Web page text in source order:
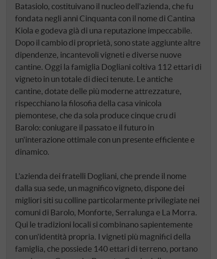
Batasiolo, costituivano il nucleo dell'azienda, che fu
fondata negli anni Cinquanta con il nome di Cantina
Kiola e godeva già di una reputazione impeccabile.
Dopo il cambio di proprietà, sono state aggiunte altre
dipendenze, incantevoli vigneti e diverse nuove
cantine. Oggi la famiglia Dogliani coltiva 112 ettari di
vigneto in un totale di dieci tenute. Le antiche
cantine, dotate delle più moderne attrezzature,
rispecchiano la filosofia della casa vinicola
piemontese, che da sola produce cinque cru di
Barolo: coniugare il passato e il futuro in
un'interazione ottimale con un presente efficiente e
dinamico.
L'azienda dei fratelli Dogliani, che prende il nome
dalla sua sede, un magnifico vigneto, dispone dei
migliori siti su colline particolarmente privilegiate nei
comuni di Barolo, Monforte, Serralunga e La Morra.
Qui le tradizioni locali si combinano sapientemente
con un'identità propria. I vigneti più magnifici della
famiglia, che possiede 140 ettari di terreno, portano